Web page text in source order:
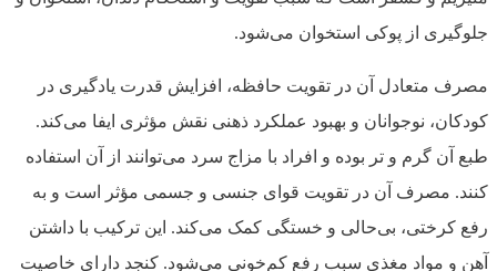
جلوگیری از پوکی استخوان می‌شود.
مصرف متعادل آن در تقویت حافظه، افزایش قدرت یادگیری در
کودکان، نوجوانان و بهبود عملکرد ذهنی نقش مؤثری ایفا می‌کند.
طبع آن گرم و تر بوده و افراد با مزاج سرد می‌توانند از آن استفاده
کنند. مصرف آن در تقویت قوای جنسی و جسمی مؤثر است و به
رفع کرختی، بی‌حالی و خستگی کمک می‌کند. این ترکیب با داشتن
آهن و مواد مغذی سبب رفع کم‌خونی می‌شود. کنجد دارای خاصیت